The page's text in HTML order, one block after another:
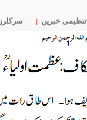
تنظیمی خبریں سرکلرز